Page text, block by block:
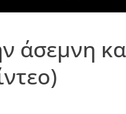
άσεμνη